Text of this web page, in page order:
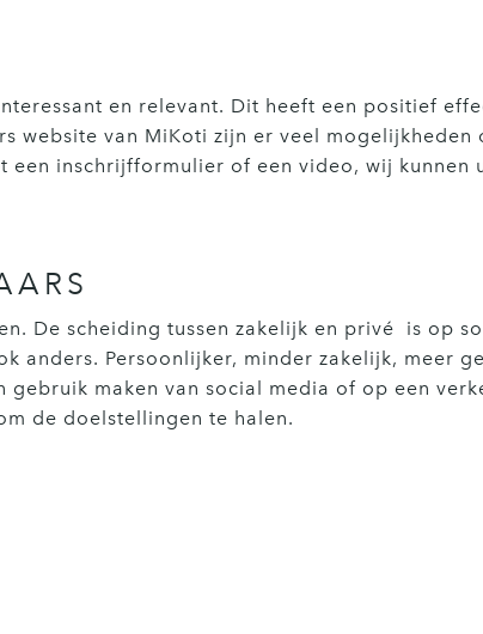
en relevant. Dit heeft een positief
website van MiKoti zijn er veel mogelijkheden
inschrijfformulier of een video, wij kunnen
De scheiding tussen zakelijk en privé is op
anders. Persoonlijker, minder zakelijk, meer
maken van social media of op een
de doelstellingen te halen.